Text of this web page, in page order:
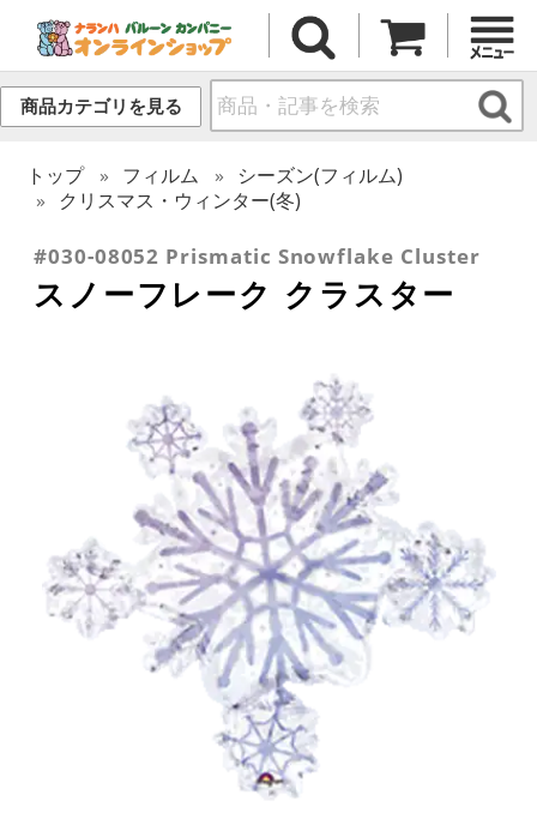
商品カテゴリを見る
トップ フィルム
シーズン(フィルム)
クリスマス・ウィンター(冬)
#030-08052 Prismatic Snowflake Cluster
スノーフレーク クラスター